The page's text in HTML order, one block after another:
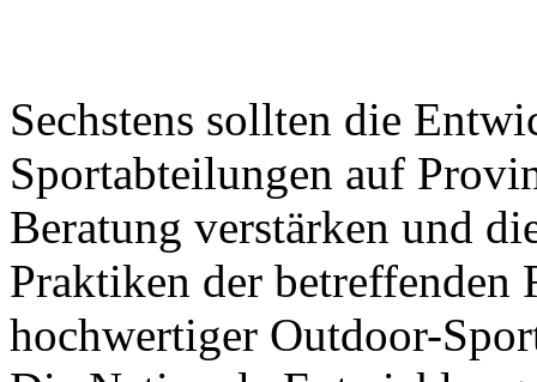
Sechstens sollten die
Sportabteilungen auf
Beratung verstärken und
Praktiken der
hochwertiger Outdoor-